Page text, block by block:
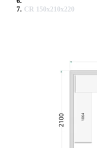
CR 150x210x220